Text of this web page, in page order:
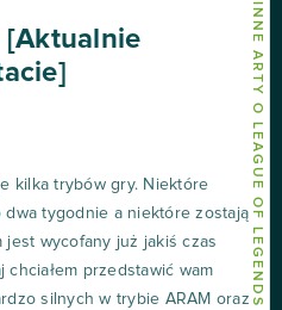
INNE ARTY O LEAGUE OF LEGENDS
[Aktualnie
kilka trybów gry. Niektóre
tygodnie a niektóre zostają
jest wycofany już jakiś czas
chciałem przedstawić wam
silnych w trybie ARAM oraz